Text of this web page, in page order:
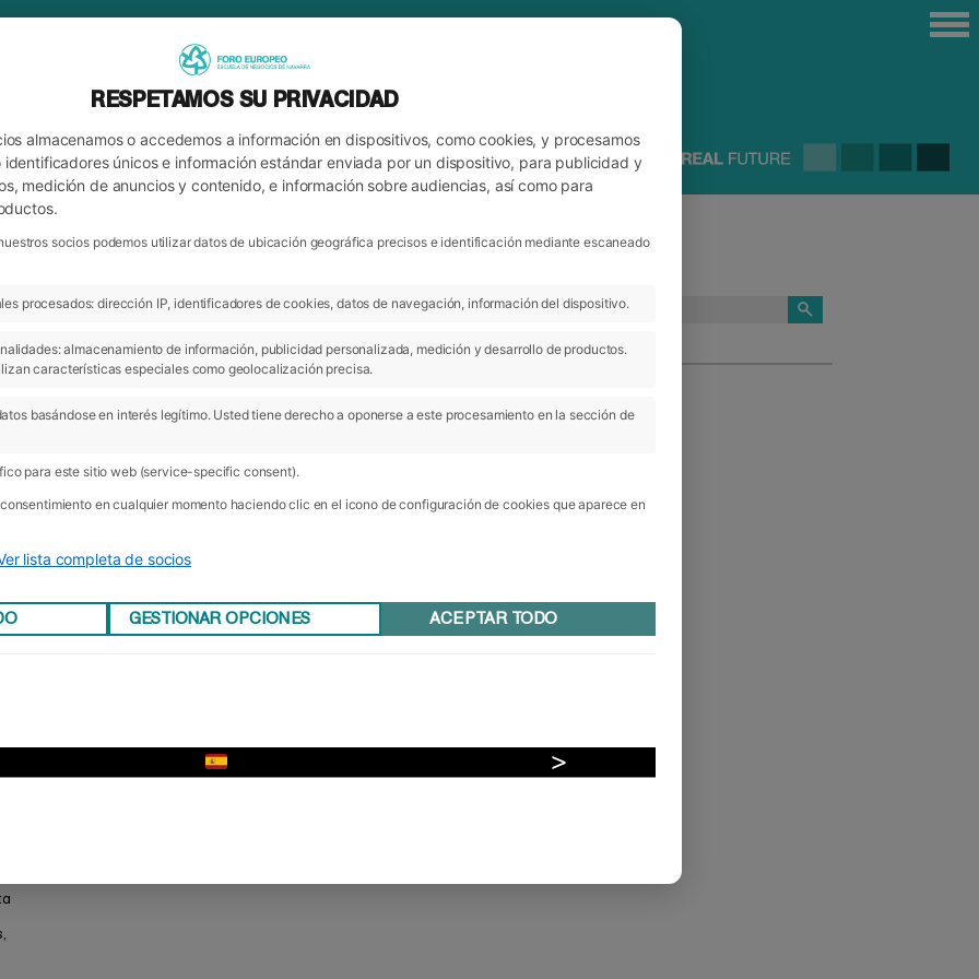
DE NEGOCIOS
ARCHIVO CATEGORÍAS
RESPETAMOS SU PRIVACIDAD
almacenamos o accedemos a información en dispositivos, como cookies, y procesamos
únicos e información estándar enviada por un dispositivo, para publicidad y
medición de anuncios y contenido, e información sobre audiencias, así como para
socios podemos utilizar datos de ubicación geográfica precisos e identificación mediante escaneado
procesados: dirección IP, identificadores de cookies, datos de navegación, información del dispositivo.
almacenamiento de información, publicidad personalizada, medición y desarrollo de productos.
características especiales como geolocalización precisa.
basándose en interés legítimo. Usted tiene derecho a oponerse a este procesamiento en la sección de
para este sitio web (service-specific consent).
en cualquier momento haciendo clic en el icono de configuración de cookies que aparece en
lista completa de socios
GESTIONAR OPCIONES ACEPTAR TODO